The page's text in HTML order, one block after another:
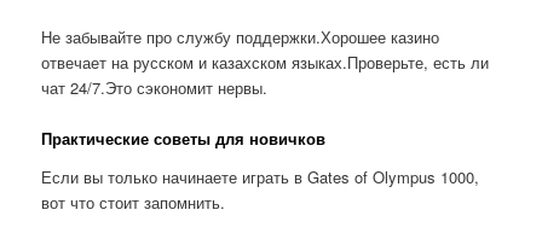
Не забывайте про службу поддержки.Хорошее казино
отвечает на русском и казахском языках.Проверьте, есть ли
чат 24/7.Это сэкономит нервы.
Практические советы для новичков
Если вы только начинаете играть в Gates of Olympus 1000,
вот что стоит запомнить.